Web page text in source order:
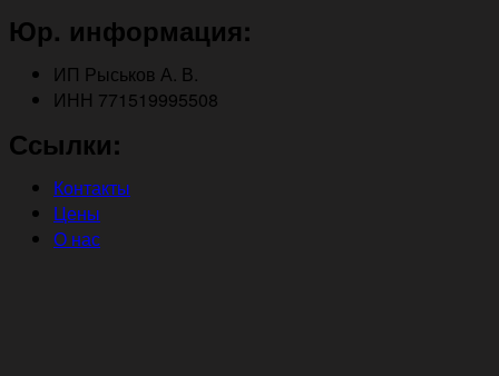
Юр. информация:
ИП Рыськов А. В.
ИНН 771519995508
Ссылки:
Контакты
Цены
О нас